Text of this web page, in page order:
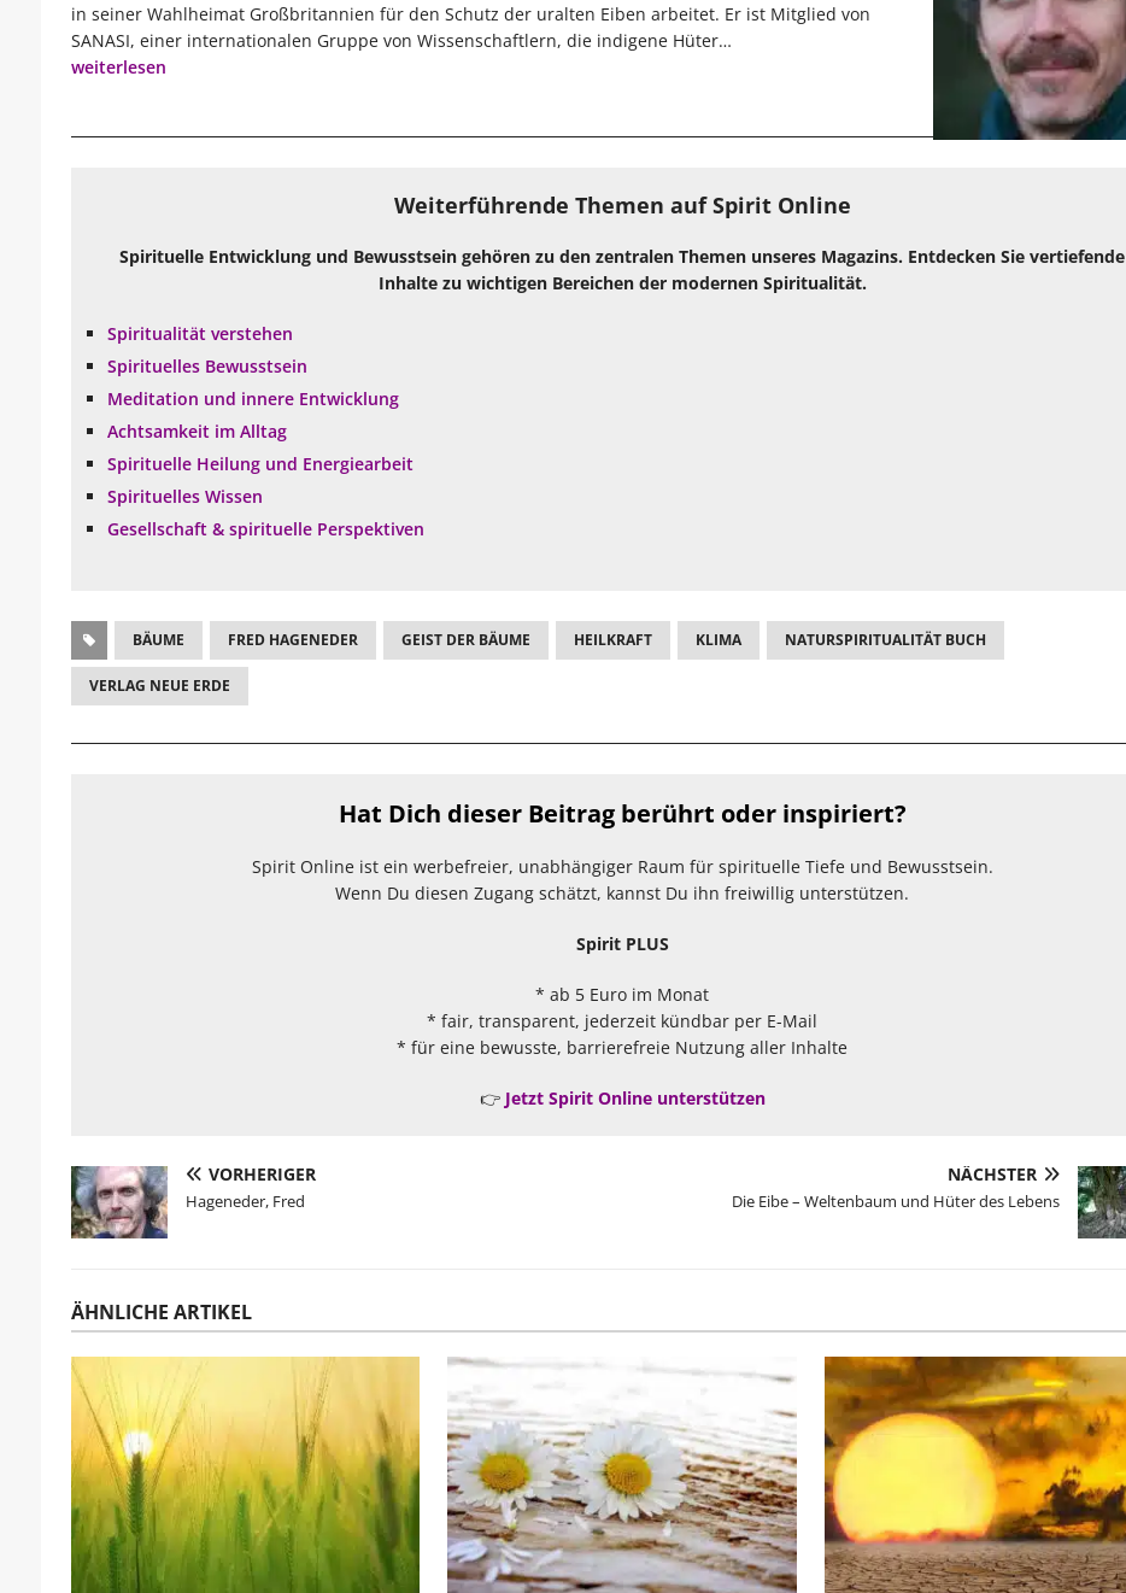
in seiner Wahlheimat Großbritannien für den Schutz der uralten Eiben arbeitet. Er ist Mitglied von
SANASI, einer internationalen Gruppe von Wissenschaftlern, die indigene Hüter…
weiterlesen
Weiterführende Themen auf Spirit Online
Spirituelle Entwicklung und Bewusstsein gehören zu den zentralen Themen unseres Magazins. Entdecken Sie vertiefende
Inhalte zu wichtigen Bereichen der modernen Spiritualität.
Spiritualität verstehen
Spirituelles Bewusstsein
Meditation und innere Entwicklung
Achtsamkeit im Alltag
Spirituelle Heilung und Energiearbeit
Spirituelles Wissen
Gesellschaft & spirituelle Perspektiven
BÄUME FRED HAGENEDER GEIST DER BÄUME HEILKRAFT KLIMA NATURSPIRITUALITÄT BUCH
VERLAG NEUE ERDE
Hat Dich dieser Beitrag berührt oder inspiriert?
Spirit Online ist ein werbefreier, unabhängiger Raum für spirituelle Tiefe und Bewusstsein.
Wenn Du diesen Zugang schätzt, kannst Du ihn freiwillig unterstützen.
Spirit PLUS
* ab 5 Euro im Monat
* fair, transparent, jederzeit kündbar per E-Mail
* für eine bewusste, barrierefreie Nutzung aller Inhalte
👉 Jetzt Spirit Online unterstützen
VORHERIGER
Hageneder, Fred
NÄCHSTER
Die Eibe – Weltenbaum und Hüter des Lebens
ÄHNLICHE ARTIKEL